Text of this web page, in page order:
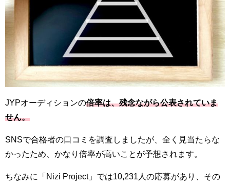
JYPオーディションの倍率は、残念ながら公表されていま
せん。
SNSで合格者の口コミを調査しましたが、全く見当たらな
かったため、かなり倍率が高いことが予想されます。
ちなみに「Nizi Project」では10,231人の応募があり、その